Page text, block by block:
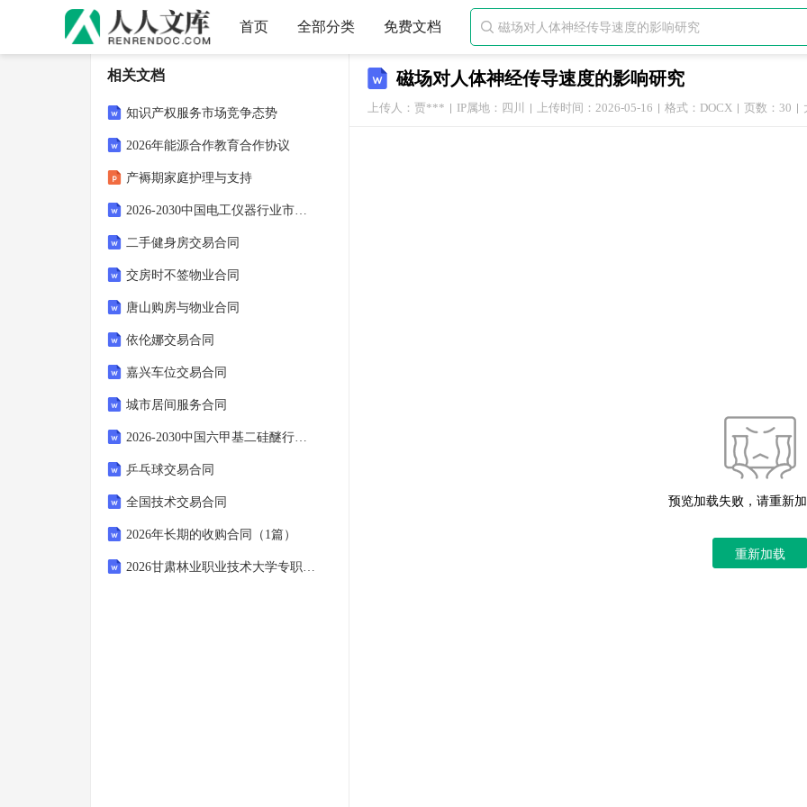
首页 全部分类 免费文档 
磁场对人体神经传导速度的影响研究
上传人：贾*** IP属地：四川 上传时间：2026-05-16 格式：DOCX 页数：30
预览加载失败，请重新
重新加载
相关文档
知识产权服务市场竞争态势
2026年能源合作教育合作协议
产褥期家庭护理与支持
2026-2030中国电工仪器行业市场发展分析及前景趋势与投资研究报告
二手健身房交易合同
交房时不签物业合同
唐山购房与物业合同
依伦娜交易合同
嘉兴车位交易合同
城市居间服务合同
2026-2030中国六甲基二硅醚行业发展状况及投资前景分析研究报告
乒乓球交易合同
全国技术交易合同
2026年长期的收购合同（1篇）
2026甘肃林业职业技术大学专职辅导员招聘3人备考题库及完整答案详解1套